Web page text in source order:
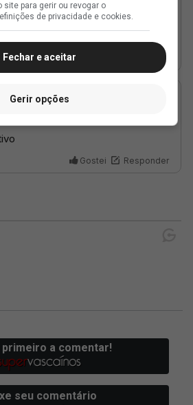
site para gerir ou revogar o
de privacidade e cookies.
Fechar e aceitar
Gerir opções